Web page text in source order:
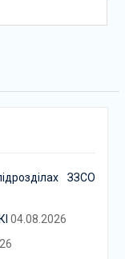
ЗЗСО
04.08.2026